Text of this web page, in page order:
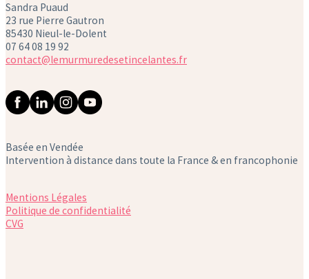
Sandra Puaud
23 rue Pierre Gautron
85430 Nieul-le-Dolent
07 64 08 19 92
contact@lemurmuredesetincelantes.fr
Basée en Vendée
Intervention à distance dans toute la France & en francophonie
Mentions Légales
Politique de confidentialité
CVG